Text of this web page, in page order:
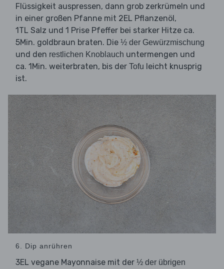
Flüssigkeit auspressen, dann grob zerkrümeln und
in einer großen Pfanne mit 2EL Pflanzenöl,
1TL Salz und 1 Prise Pfeffer bei starker Hitze ca.
5Min. goldbraun braten. Die ½ der Gewürzmischung
und den restlichen Knoblauch untermengen und
ca. 1Min. weiterbraten, bis der Tofu leicht knusprig
ist.
6. Dip anrühren
3EL vegane Mayonnaise mit der ½ der übrigen